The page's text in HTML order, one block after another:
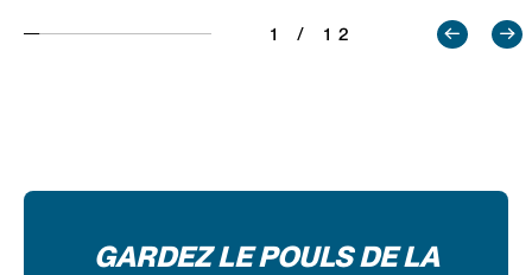
1 / 12
GARDEZ LE POULS DE LA